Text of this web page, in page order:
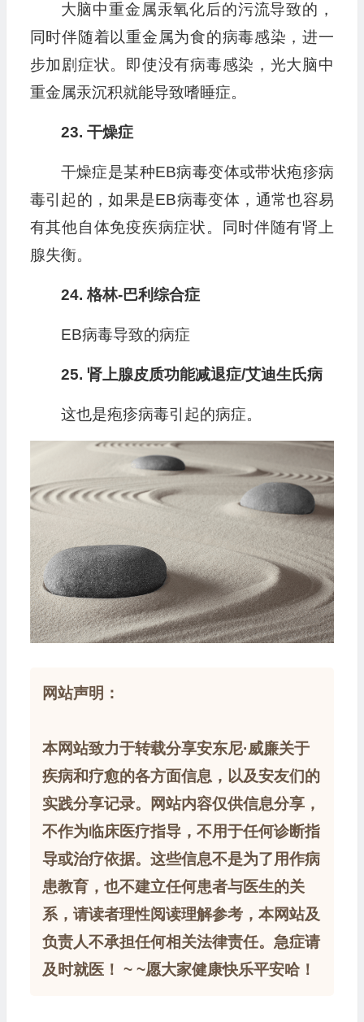
大脑中重金属汞氧化后的污流导致的，
同时伴随着以重金属为食的病毒感染，进一
步加剧症状。即使没有病毒感染，光大脑中
重金属汞沉积就能导致嗜睡症。
23. 干燥症
干燥症是某种EB病毒变体或带状疱疹病
毒引起的，如果是EB病毒变体，通常也容易
有其他自体免疫疾病症状。同时伴随有肾上
腺失衡。
24. 格林-巴利综合症
EB病毒导致的病症
25. 肾上腺皮质功能减退症/艾迪生氏病
这也是疱疹病毒引起的病症。
网站声明：
本网站致力于转载分享安东尼·威廉关于
疾病和疗愈的各方面信息，以及安友们的
实践分享记录。网站内容仅供信息分享，
不作为临床医疗指导，不用于任何诊断指
导或治疗依据。这些信息不是为了用作病
患教育，也不建立任何患者与医生的关
系，请读者理性阅读理解参考，本网站及
负责人不承担任何相关法律责任。急症请
及时就医！ ~ ~愿大家健康快乐平安哈！